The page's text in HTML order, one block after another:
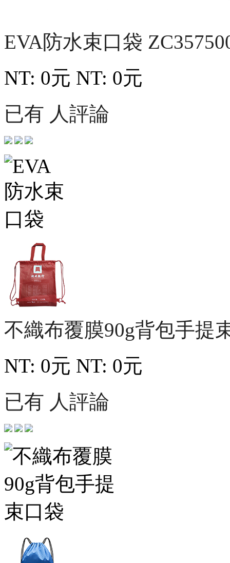
EVA防水束口袋
NT: 0元 NT: 0元
已有 人評論
不織布覆膜90g背包手提
NT: 0元 NT: 0元
已有 人評論